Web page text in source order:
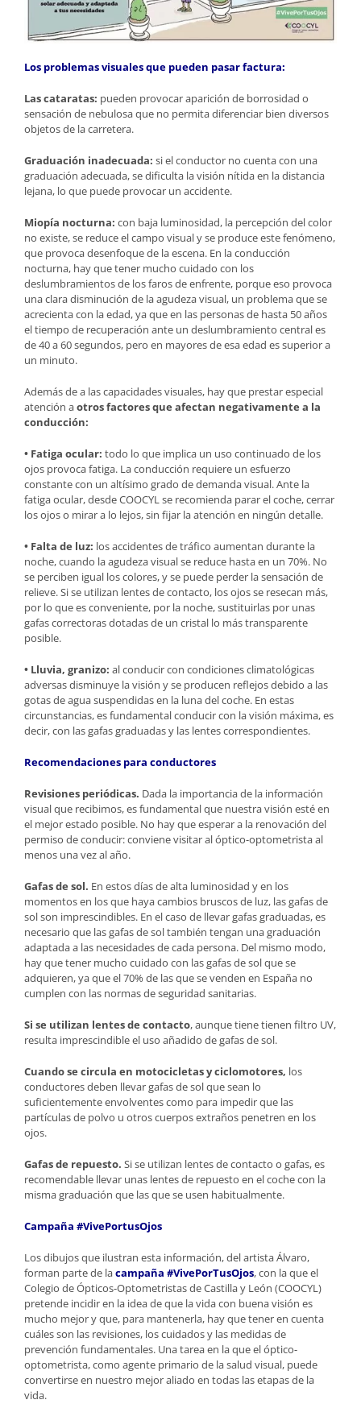
Los problemas visuales que pueden pasar factura:
Las cataratas: pueden provocar aparición de borrosidad o
sensación de nebulosa que no permita diferenciar bien diversos
objetos de la carretera.
Graduación inadecuada: si el conductor no cuenta con una
graduación adecuada, se dificulta la visión nítida en la distancia
lejana, lo que puede provocar un accidente.
Miopía nocturna: con baja luminosidad, la percepción del color
no existe, se reduce el campo visual y se produce este fenómeno,
que provoca desenfoque de la escena. En la conducción
nocturna, hay que tener mucho cuidado con los
deslumbramientos de los faros de enfrente, porque eso provoca
una clara disminución de la agudeza visual, un problema que se
acrecienta con la edad, ya que en las personas de hasta 50 años
el tiempo de recuperación ante un deslumbramiento central es
de 40 a 60 segundos, pero en mayores de esa edad es superior a
un minuto.
Además de a las capacidades visuales, hay que prestar especial
atención aotros factores que afectan negativamente a la
conducción:
• Fatiga ocular: todo lo que implica un uso continuado de los
ojos provoca fatiga. La conducción requiere un esfuerzo
constante con un altísimo grado de demanda visual. Ante la
fatiga ocular, desde COOCYL se recomienda parar el coche, cerrar
los ojos o mirar a lo lejos, sin fijar la atención en ningún detalle.
• Falta de luz: los accidentes de tráfico aumentan durante la
noche, cuando la agudeza visual se reduce hasta en un 70%. No
se perciben igual los colores, y se puede perder la sensación de
relieve. Si se utilizan lentes de contacto, los ojos se resecan más,
por lo que es conveniente, por la noche, sustituirlas por unas
gafas correctoras dotadas de un cristal lo más transparente
posible.
• Lluvia, granizo: al conducir con condiciones climatológicas
adversas disminuye la visión y se producen reflejos debido a las
gotas de agua suspendidas en la luna del coche. En estas
circunstancias, es fundamental conducir con la visión máxima, es
decir, con las gafas graduadas y las lentes correspondientes.
Recomendaciones para conductores
Revisiones periódicas. Dada la importancia de la información
visual que recibimos, es fundamental que nuestra visión esté en
el mejor estado posible. No hay que esperar a la renovación del
permiso de conducir: conviene visitar al óptico-optometrista al
menos una vez al año.
Gafas de sol. En estos días de alta luminosidad y en los
momentos en los que haya cambios bruscos de luz, las gafas de
sol son imprescindibles. En el caso de llevar gafas graduadas, es
necesario que las gafas de sol también tengan una graduación
adaptada a las necesidades de cada persona. Del mismo modo,
hay que tener mucho cuidado con las gafas de sol que se
adquieren, ya que el 70% de las que se venden en España no
cumplen con las normas de seguridad sanitarias.
Si se utilizan lentes de contacto, aunque tiene tienen filtro UV,
resulta imprescindible el uso añadido de gafas de sol.
Cuando se circula en motocicletas y ciclomotores, los
conductores deben llevar gafas de sol que sean lo
suficientemente envolventes como para impedir que las
partículas de polvo u otros cuerpos extraños penetren en los
ojos.
Gafas de repuesto. Si se utilizan lentes de contacto o gafas, es
recomendable llevar unas lentes de repuesto en el coche con la
misma graduación que las que se usen habitualmente.
Campaña #VivePortusOjos
Los dibujos que ilustran esta información, del artista Álvaro,
forman parte de lacampaña #VivePorTusOjos, con la que el
Colegio de Ópticos-Optometristas de Castilla y León (COOCYL)
pretende incidir en la idea de que la vida con buena visión es
mucho mejor y que, para mantenerla, hay que tener en cuenta
cuáles son las revisiones, los cuidados y las medidas de
prevención fundamentales. Una tarea en la que el óptico-
optometrista, como agente primario de la salud visual, puede
convertirse en nuestro mejor aliado en todas las etapas de la
vida.